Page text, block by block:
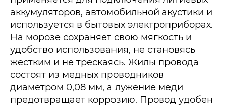
аккумуляторов, автомобильной акустики и
используется в бытовых электроприборах.
На морозе сохраняет свою мягкость и
удобство использования, не становясь
жестким и не трескаясь. Жилы провода
состоят из медных проводников
диаметром 0,08 мм, а лужение меди
предотвращает коррозию. Провод удобен